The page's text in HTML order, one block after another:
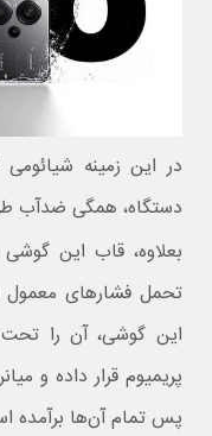
دستگاه، همگی ضدآب
بعلاوه، قاب این
تحمل فشارهای معمول
پریمیوم قرار داده و
پس تمام آن‌ها برآمده